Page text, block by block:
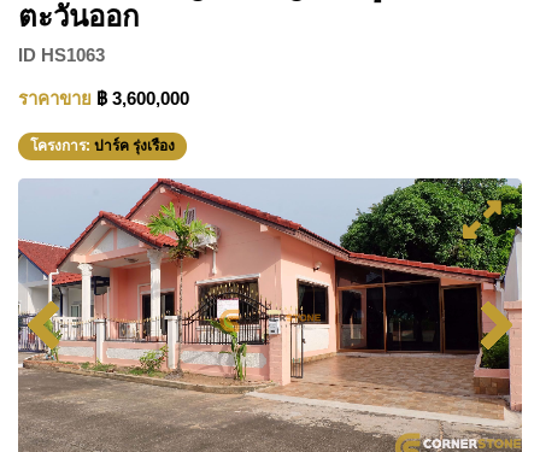
ตะวันออก
ID HS1063
ราคาขาย ฿ 3,600,000
โครงการ: ปาร์ค รุ่งเรือง